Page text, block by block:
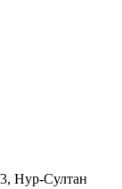
Нур-Султан